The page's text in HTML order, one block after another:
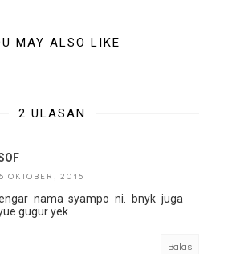
MAY ALSO LIKE
2 ULASAN
OKTOBER, 2016
nama syampo ni. bnyk juga
gugur yek
Balas